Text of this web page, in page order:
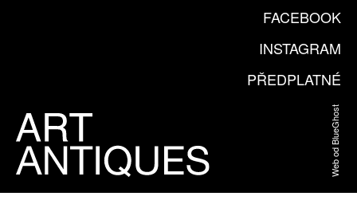
FACEBOOK
INSTAGRAM
PŘEDPLATNÉ
Web od BlueGhost